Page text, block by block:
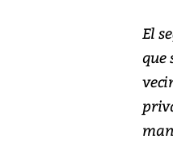
El
que